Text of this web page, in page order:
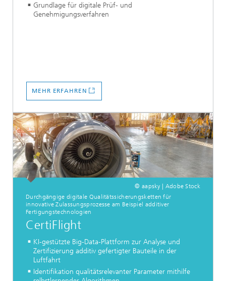
Grundlage für digitale Prüf- und
Genehmigungsverfahren
MEHR ERFAHREN
© aapsky | Adobe Stock
Durchgängige digitale Qualitätssicherungsketten für
innovative Zulassungsprozesse am Beispiel additiver
Fertigungstechnologien
CertiFlight
KI-gestützte Big-Data-Plattform zur Analyse und
Zertifizierung additiv gefertigter Bauteile in der
Luftfahrt
Identifikation qualitätsrelevanter Parameter mithilfe